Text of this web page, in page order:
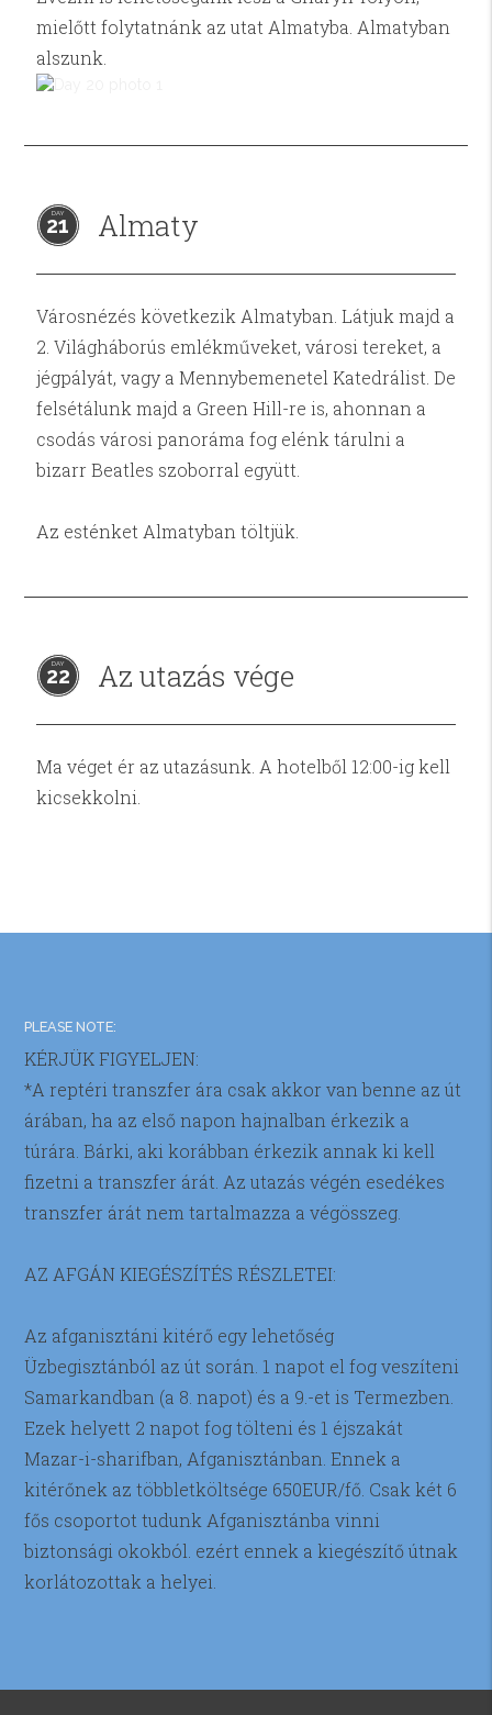
mielőtt folytatnánk az utat Almatyba. Almatyban
alszunk.
21 Almaty
Városnézés következik Almatyban. Látjuk majd a
2. Világháborús emlékműveket, városi tereket, a
jégpályát, vagy a Mennybemenetel Katedrálist. De
felsétálunk majd a Green Hill-re is, ahonnan a
csodás városi panoráma fog elénk tárulni a
bizarr Beatles szoborral együtt.
Az esténket Almatyban töltjük.
22 Az utazás vége
Ma véget ér az utazásunk. A hotelből 12:00-ig kell
kicsekkolni.
PLEASE NOTE:
KÉRJÜK FIGYELJEN:
*A reptéri transzfer ára csak akkor van benne az út
árában, ha az első napon hajnalban érkezik a
túrára. Bárki, aki korábban érkezik annak ki kell
fizetni a transzfer árát. Az utazás végén esedékes
transzfer árát nem tartalmazza a végösszeg.
AZ AFGÁN KIEGÉSZÍTÉS RÉSZLETEI:
Az afganisztáni kitérő egy lehetőség
Üzbegisztánból az út során. 1 napot el fog veszíteni
Samarkandban (a 8. napot) és a 9.-et is Termezben.
Ezek helyett 2 napot fog tölteni és 1 éjszakát
Mazar-i-sharifban, Afganisztánban. Ennek a
kitérőnek az többletköltsége 650EUR/fő. Csak két 6
fős csoportot tudunk Afganisztánba vinni
biztonsági okokból. ezért ennek a kiegészítő útnak
korlátozottak a helyei.